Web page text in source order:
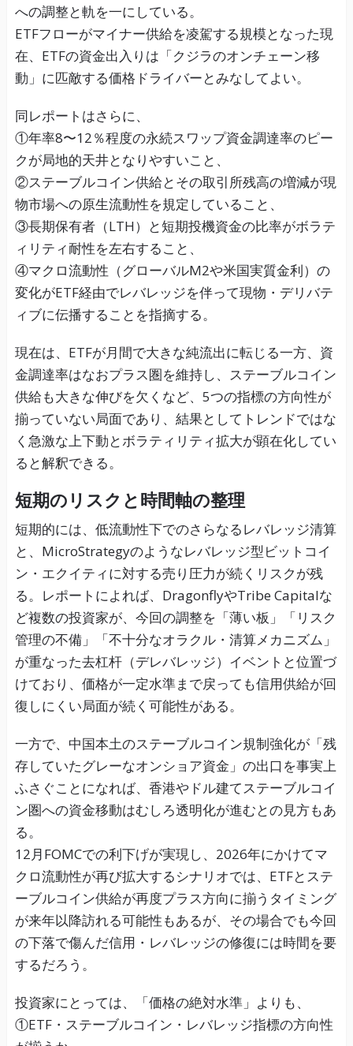
への調整と軌を一にしている。
ETFフローがマイナー供給を凌駕する規模となった現
在、ETFの資金出入りは「クジラのオンチェーン移
動」に匹敵する価格ドライバーとみなしてよい。
同レポートはさらに、
①年率8〜12％程度の永続スワップ資金調達率のピー
クが局地的天井となりやすいこと、
②ステーブルコイン供給とその取引所残高の増減が現
物市場への原生流動性を規定していること、
③長期保有者（LTH）と短期投機資金の比率がボラテ
ィリティ耐性を左右すること、
④マクロ流動性（グローバルM2や米国実質金利）の
変化がETF経由でレバレッジを伴って現物・デリバテ
ィブに伝播することを指摘する。
現在は、ETFが月間で大きな純流出に転じる一方、資
金調達率はなおプラス圏を維持し、ステーブルコイン
供給も大きな伸びを欠くなど、5つの指標の方向性が
揃っていない局面であり、結果としてトレンドではな
く急激な上下動とボラティリティ拡大が顕在化してい
ると解釈できる。
短期のリスクと時間軸の整理
短期的には、低流動性下でのさらなるレバレッジ清算
と、MicroStrategyのようなレバレッジ型ビットコイ
ン・エクイティに対する売り圧力が続くリスクが残
る。レポートによれば、DragonflyやTribe Capitalな
ど複数の投資家が、今回の調整を「薄い板」「リスク
管理の不備」「不十分なオラクル・清算メカニズム」
が重なった去杠杆（デレバレッジ）イベントと位置づ
けており、価格が一定水準まで戻っても信用供給が回
復しにくい局面が続く可能性がある。
一方で、中国本土のステーブルコイン規制強化が「残
存していたグレーなオンショア資金」の出口を事実上
ふさぐことになれば、香港やドル建てステーブルコイ
ン圏への資金移動はむしろ透明化が進むとの見方もあ
る。
12月FOMCでの利下げが実現し、2026年にかけてマ
クロ流動性が再び拡大するシナリオでは、ETFとステ
ーブルコイン供給が再度プラス方向に揃うタイミング
が来年以降訪れる可能性もあるが、その場合でも今回
の下落で傷んだ信用・レバレッジの修復には時間を要
するだろう。
投資家にとっては、「価格の絶対水準」よりも、
①ETF・ステーブルコイン・レバレッジ指標の方向性